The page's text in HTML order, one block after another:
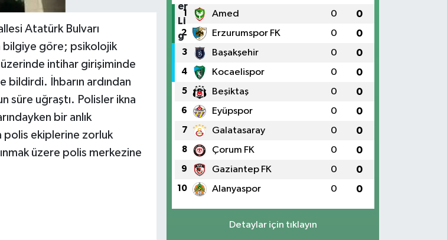
Atatürk Bulvarı
bilgiye göre; psikolojik
intihar girişiminde
bildirdi. İhbarın ardından
süre uğraştı. Polisler ikna
bir anlık
polis ekiplerine zorluk
üzere polis merkezine
1 Amed 0 0
2 Erzurumspor FK 0 0
3 Başakşehir 0 0
4 Kocaelispor 0 0
5 Beşiktaş 0 0
6 Eyüpspor 0 0
7 Galatasaray 0 0
8 Çorum FK 0 0
9 Gaziantep FK 0 0
10 Alanyaspor 0 0
Detaylar için tıklayın